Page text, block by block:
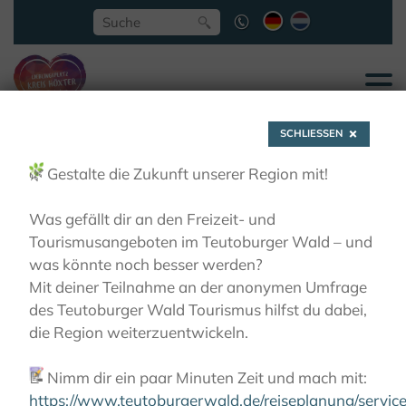
Hüttesches Haus,
Höxter
LIEBLINGSPLÄTZE MUSEEN
HÜTTESCHES HAUS,
SCHLIESSEN
🌿 Gestalte die Zukunft unserer Region mit!
Was gefällt dir an den Freizeit- und
Tourismusangeboten im Teutoburger Wald – und
was könnte noch besser werden?
Mit deiner Teilnahme an der anonymen Umfrage
des Teutoburger Wald Tourismus hilfst du dabei,
die Region weiterzuentwickeln.
📝 Nimm dir ein paar Minuten Zeit und mach mit:
https://www.teutoburgerwald.de/reiseplanung/